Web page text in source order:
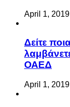
April 1, 2019
Δείτε
ΟΑΕΔ
April 1, 2019